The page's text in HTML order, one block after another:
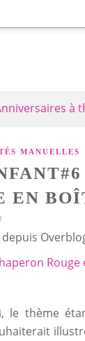
à
MANUELLES
EN
le thème